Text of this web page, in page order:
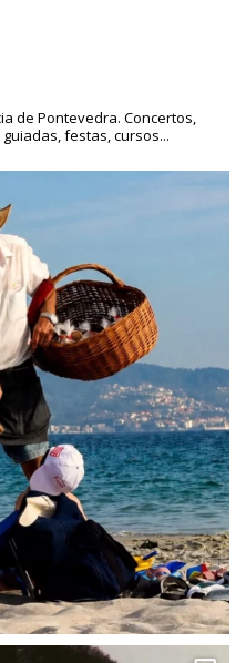
de Pontevedra. Concertos,
festas, cursos...